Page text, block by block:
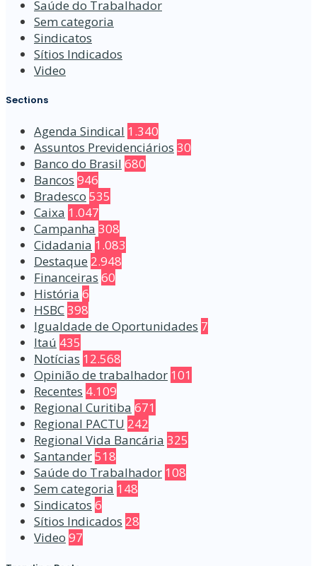
Saúde do Trabalhador
Sem categoria
Sindicatos
Sítios Indicados
Video
Sections
Agenda Sindical 1.340
Assuntos Previdenciários 30
Banco do Brasil 680
Bancos 946
Bradesco 535
Caixa 1.047
Campanha 308
Cidadania 1.083
Destaque 2.948
Financeiras 60
História 6
HSBC398
Igualdade de Oportunidades 7
Itaú 435
Notícias 12.568
Opinião de trabalhador 101
Recentes 4.109
Regional Curitiba 671
Regional PACTU 242
Regional Vida Bancária 325
Santander518
Saúde do Trabalhador 108
Sem categoria 148
Sindicatos 6
Sítios Indicados 28
Video 97